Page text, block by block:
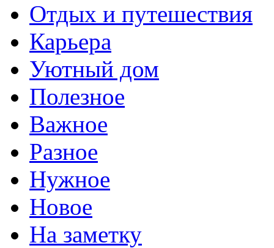
Отдых и путешествия
Карьера
Уютный дом
Полезное
Важное
Разное
Нужное
Новое
На заметку